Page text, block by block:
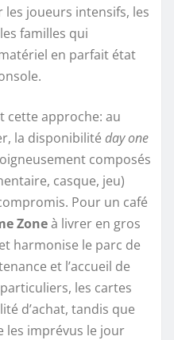
joueurs intensifs, les
familles qui
en parfait état
cette approche: au
la disponibilité day one
composés
casque, jeu)
Pour un café
Zoneà livrer en gros
harmonise le parc de
et l’accueil de
les cartes
d’achat, tandis que
les imprévus le jour